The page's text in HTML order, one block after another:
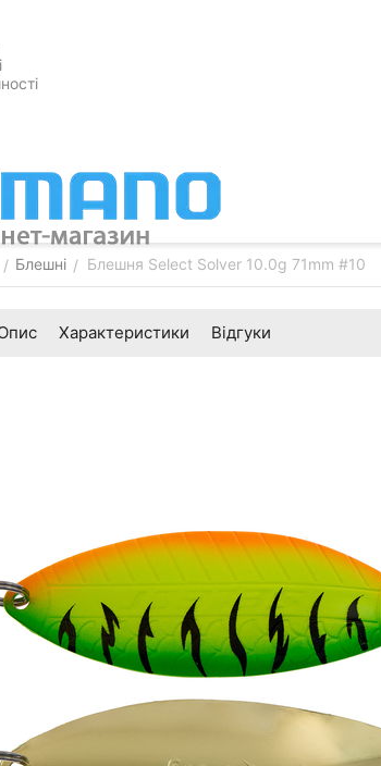
/ Блешні / Блешня Select Solver 10.0g 71mm #10
Характеристики Відгуки